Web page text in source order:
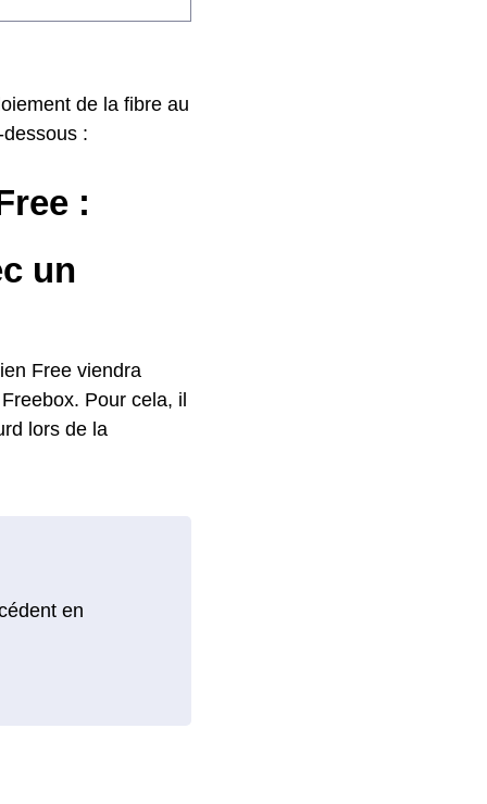
de la fibre au
:
:
un
Free viendra
Pour cela, il
lors de la